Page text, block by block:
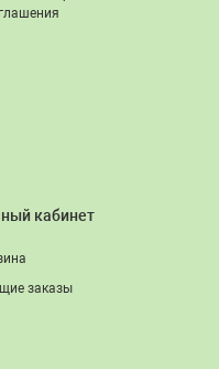
кабинет
заказы